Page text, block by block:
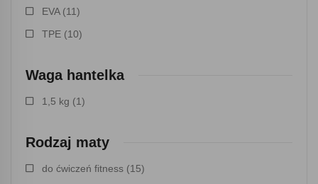
EVA (11)
TPE (10)
Waga hantelka
1,5 kg (1)
Rodzaj maty
do ćwiczeń fitness (15)